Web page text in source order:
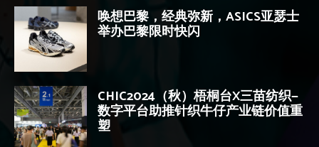
唤想巴黎，经典弥新，ASICS亚瑟士
举办巴黎限时快闪
CHIC2024（秋）梧桐台X三苗纺织—
数字平台助推针织牛仔产业链价值重
塑